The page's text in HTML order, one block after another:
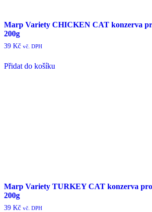
Marp Variety CHICKEN CAT konzerva
200g
39 Kč vč. DPH
Přidat do košíku
Marp Variety TURKEY CAT konzerva
200g
39 Kč vč. DPH